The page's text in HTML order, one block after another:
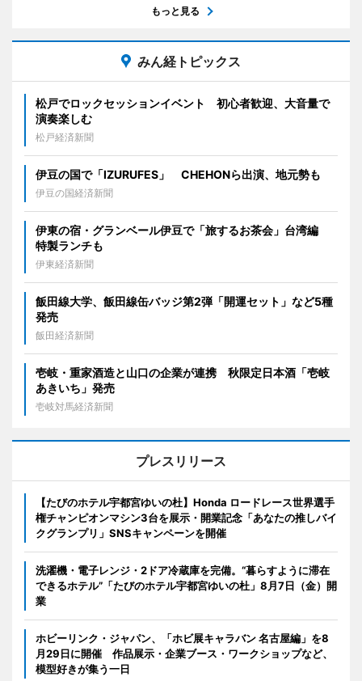
もっと見る
みん経トピックス
松戸でロックセッションイベント 初心者歓迎、大音量で
演奏楽しむ
松戸経済新聞
伊豆の国で「IZURUFES」 CHEHONら出演、地元勢も
伊豆の国経済新聞
伊東の宿・グランベール伊豆で「旅するお茶会」台湾編
特製ランチも
伊東経済新聞
飯田線大学、飯田線缶バッジ第2弾「開運セット」など5種
発売
飯田経済新聞
壱岐・重家酒造と山口の企業が連携 秋限定日本酒「壱岐
あきいち」発売
壱岐対馬経済新聞
プレスリリース
【たびのホテル宇都宮ゆいの杜】Honda ロードレース世界選手
権チャンピオンマシン3台を展示・開業記念「あなたの推しバイ
クグランプリ」SNSキャンペーンを開催
洗濯機・電子レンジ・2ドア冷蔵庫を完備。“暮らすように滞在
できるホテル”「たびのホテル宇都宮ゆいの杜」8月7日（金）開
業
ホビーリンク・ジャパン、「ホビ展キャラバン 名古屋編」を8
月29日に開催 作品展示・企業ブース・ワークショップなど、
模型好きが集う一日